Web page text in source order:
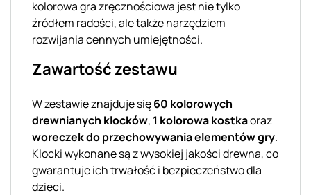
kolorowa gra zręcznościowa jest nie tylko
źródłem radości, ale także narzędziem
rozwijania cennych umiejętności.
Zawartość zestawu
W zestawie znajduje się60 kolorowych
drewnianych klocków, 1 kolorowa kostkaoraz
woreczek do przechowywania elementów gry.
Klocki wykonane są z wysokiej jakości drewna, co
gwarantuje ich trwałość i bezpieczeństwo dla
dzieci.